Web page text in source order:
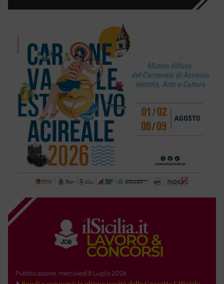
Pubblicazione: mercoledì 8 Luglio 2026